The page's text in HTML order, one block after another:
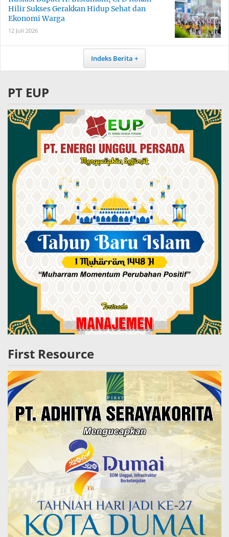
Hilir Sukses Gerakkan Hidup Sehat dan
Ekonomi Warga
12 Juli 2026
Indeks Berita
PT EUP
First Resource